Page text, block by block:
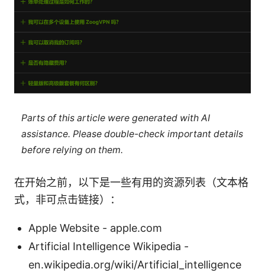
Parts of this article were generated with AI
assistance. Please double-check important details
before relying on them.
在开始之前，以下是一些有用的资源列表（文本格
式，非可点击链接）：
Apple Website - apple.com
Artificial Intelligence Wikipedia -
en.wikipedia.org/wiki/Artificial_intelligence